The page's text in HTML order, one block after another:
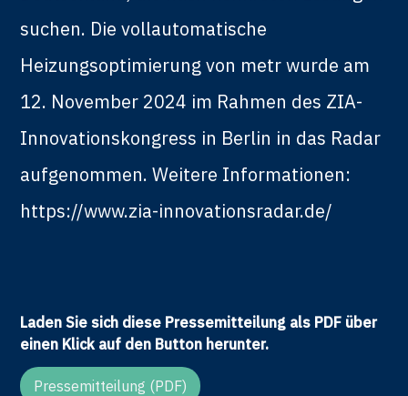
suchen. Die vollautomatische
Heizungsoptimierung von metr wurde am
12. November 2024 im Rahmen des ZIA-
Innovationskongress in Berlin in das Radar
aufgenommen. Weitere Informationen:
https://www.zia-innovationsradar.de/
Laden Sie sich diese Pressemitteilung als PDF über
einen Klick auf den Button herunter.
Pressemitteilung (PDF)